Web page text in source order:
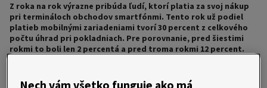
Z roka na rok výrazne pribúda ľudí, ktorí platia za svoj nákup
pri termináloch obchodov smartfónmi. Tento rok už podiel
platieb mobilnými zariadeniami tvorí 30 percent z celkového
počtu úhrad pri pokladniach. Pre porovnanie, pred šiestimi
rokmi to boli len 2 percentá a pred troma rokmi 12 percent.
eur. V prípade klasickej platobnej karty to bolo o euro menej,
Nech vám všetko funguje ako má